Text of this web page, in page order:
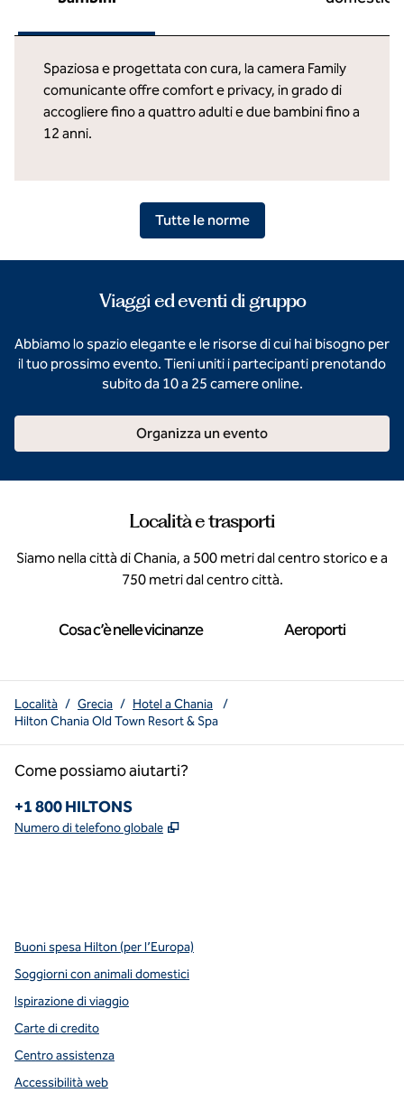
Spaziosa e progettata con cura, la camera Family
comunicante offre comfort e privacy, in grado di
accogliere fino a quattro adulti e due bambini fino a
12 anni.
Tutte le norme
Viaggi ed eventi di gruppo
Abbiamo lo spazio elegante e le risorse di cui hai bisogno per
il tuo prossimo evento. Tieni uniti i partecipanti prenotando
subito da 10 a 25 camere online.
Organizza un evento
Località e trasporti
Siamo nella città di Chania, a 500 metri dal centro storico e a
750 metri dal centro città.
Cosa c’è nelle vicinanze Aeroporti
Località / Grecia / Hotel a Chania
/
Hilton Chania Old Town Resort & Spa
Come possiamo aiutarti?
Telefono:
+1 800 HILTONS
Numero di telefono globale ,
Buoni spesa Hilton (per l’Europa)
Soggiorni con animali domestici
Ispirazione di viaggio
Carte di credito
Centro assistenza
Accessibilità web